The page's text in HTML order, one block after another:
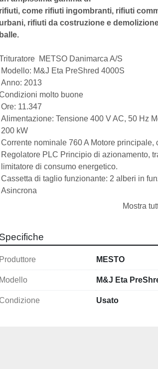
rifiuti, come rifiuti ingombranti, rifiuti
urbani, rifiuti da costruzione e
balle.
METSO Danimarca A/S
Modello: M&J Eta PreShred 4000S
Anno: 2013
molto buone
Ore: 11.347
Alimentazione: Tensione 400 V AC, 50 Hz
200 kW
Corrente nominale 760 A Motore principale,
Regolatore PLC Principio di azionamento,
limitatore di consumo energetico.
Cassetta di taglio funzionante: 2 alberi in
Asincrona
2 x 2 barili
I rifiuti vengono triturati utilizzando uno o
automatizzato che
Mostra
Specifiche
Produttore MESTO
Modello M&J Eta
Condizione Usato